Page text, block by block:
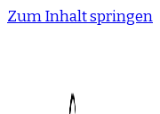
Zum Inhalt springen